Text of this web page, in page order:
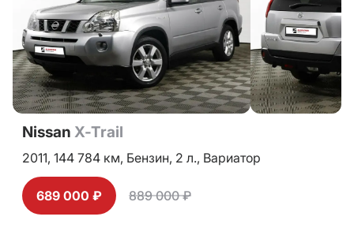
Nissan X-Trail
2011, 144 784 км, Бензин, 2 л., Вариатор
689 000 ₽ 889 000 ₽